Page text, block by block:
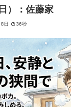
）：佐藤家
日 36秒